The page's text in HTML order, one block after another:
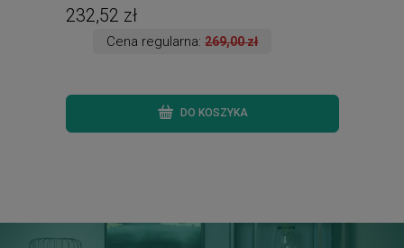
232,52 zł
Cena regularna:269,00 zł
DO KOSZYKA